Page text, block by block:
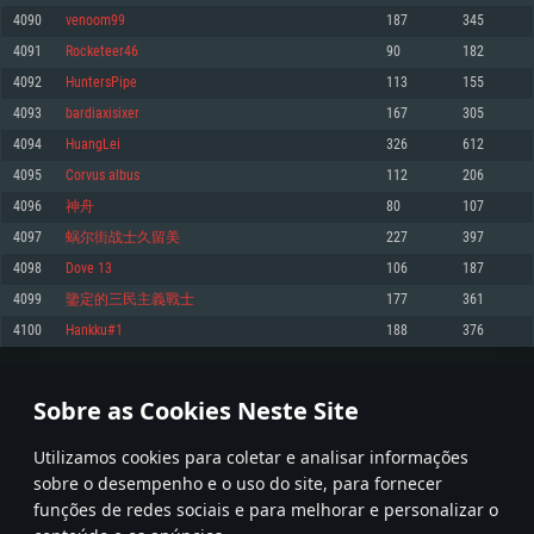
Sobre as Cookies Neste Site
Utilizamos cookies para coletar e analisar informações
sobre o desempenho e o uso do site, para fornecer
funções de redes sociais e para melhorar e personalizar o
Memória: 4GB
Placa Gráfica: Placa com DirectX 11: AMD Radeon 77XX / NVIDIA GeForce
GTX 660. Resolução mínima suportada: 720p
Network: Internet de banda larga.
Disco: 23,1 GB
Recomendado
superior, Radeon RX 570 ou superior
Disco: 75,9 GB
Memória: 6 GB
Placa Gráfica: Intel Iris Pro 5200 (Mac), equivalentes AMD/Nvidia para Mac.
Resolução mínima suportada: 720p com suporte Metal.
Network: Internet de banda larga.
Disco: 21,5 GB
Recomendado
Network: Internet de banda larga.
Memória: 4 GB
Placa Gráfica: NVIDIA 660 com os drivers mais recentes (não mais de 6
meses) / equivalentes AMD com os drivers mais recentes com suporte
Vulkan (não mais de 6 meses); Resolução mínima suportada: 720p.
Network: Internet de banda larga.
Disco: 21,5 GB
Recomendado
Sistema Operativo: Ubuntu 20.04 64bit
Processador: Intel Core i7
Memória: 16 GB
Placa Gráfica: NVIDIA 1060 com os drivers mais recentes (não mais de 6
meses) / equivalentes AMD (Radeon RX 570) com os drivers mais recentes
Network: Internet de banda larga.
4090 venoom99 187 345
4091 Rocketeer46 90 182
4092 HuntersPipe 113 155
4093 bardiaxisixer 167 305
4094 HuangLei 326 612
4095 Corvus albus 112 206
4096 神舟 80 107
4097 蜗尔街战士久留美 227 397
4098 Dove 13 106 187
4099 鑒定的三民主義戰士 177 361
4100 Hankku#1 188 376